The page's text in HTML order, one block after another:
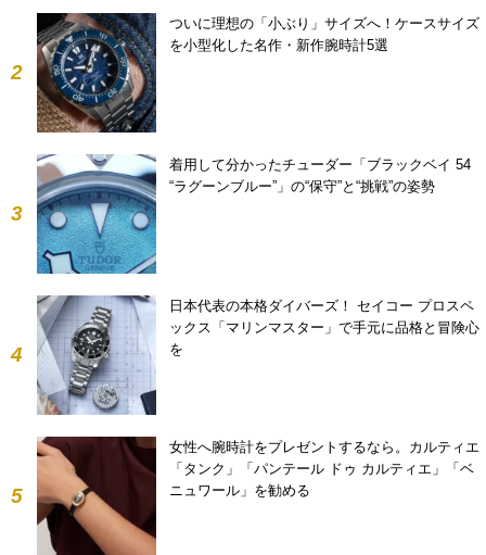
2
ついに理想の「小ぶり」サイズへ！ケースサイズ
を小型化した名作・新作腕時計5選
3
着用して分かったチューダー「ブラックベイ 54
“ラグーンブルー”」の“保守”と“挑戦”の姿勢
4
日本代表の本格ダイバーズ！ セイコー プロスペ
ックス「マリンマスター」で手元に品格と冒険心
を
5
女性へ腕時計をプレゼントするなら。カルティエ
「タンク」「パンテール ドゥ カルティエ」「ベ
ニュワール」を勧める